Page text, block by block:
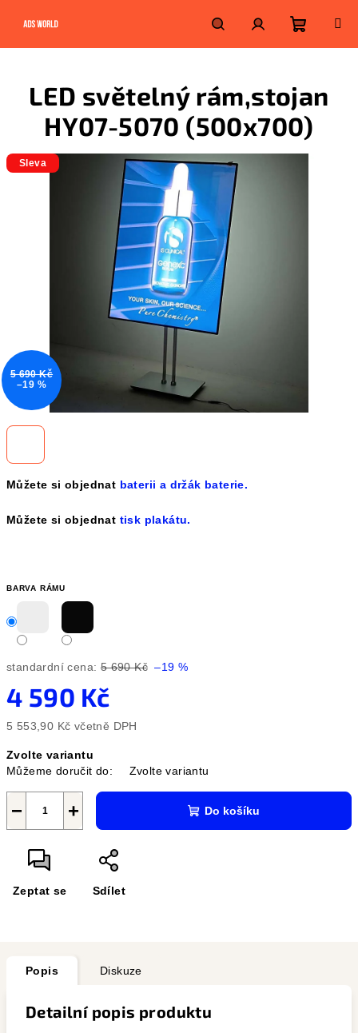
HledatPřihlášeníNákupní
košík
Můžete si objednat baterii a držák baterie.
Můžete si objednat tisk plakátu.
BARVA RÁMU
standardní cena: 5 690 Kč –19 %
4 590 Kč
5 553,90 Kč včetně DPH
cena:
Zvolte variantu
Můžeme doručit do:
Zvolte variantu
+
− Do košíku
Zeptat se Sdílet
LED světelný rám,stojan
HY07-5070 (500x700)
Sleva
5 690 Kč
–19 %
Popis Diskuze
Detailní popis produktu